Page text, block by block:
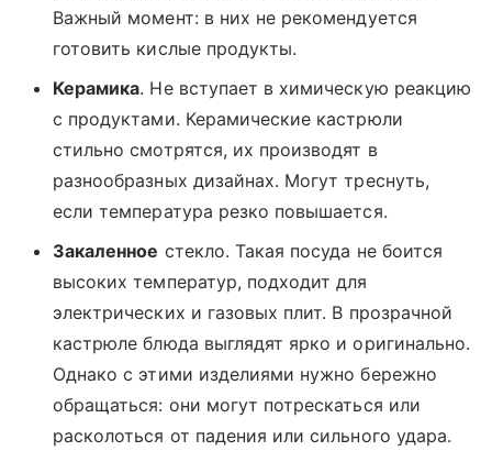
Важный момент: в них не рекомендуется
готовить кислые продукты.
Керамика. Не вступает в химическую реакцию
с продуктами. Керамические кастрюли
стильно смотрятся, их производят в
разнообразных дизайнах. Могут треснуть,
если температура резко повышается.
Закаленное стекло. Такая посуда не боится
высоких температур, подходит для
электрических и газовых плит. В прозрачной
кастрюле блюда выглядят ярко и оригинально.
Однако с этими изделиями нужно бережно
обращаться: они могут потрескаться или
расколоться от падения или сильного удара.